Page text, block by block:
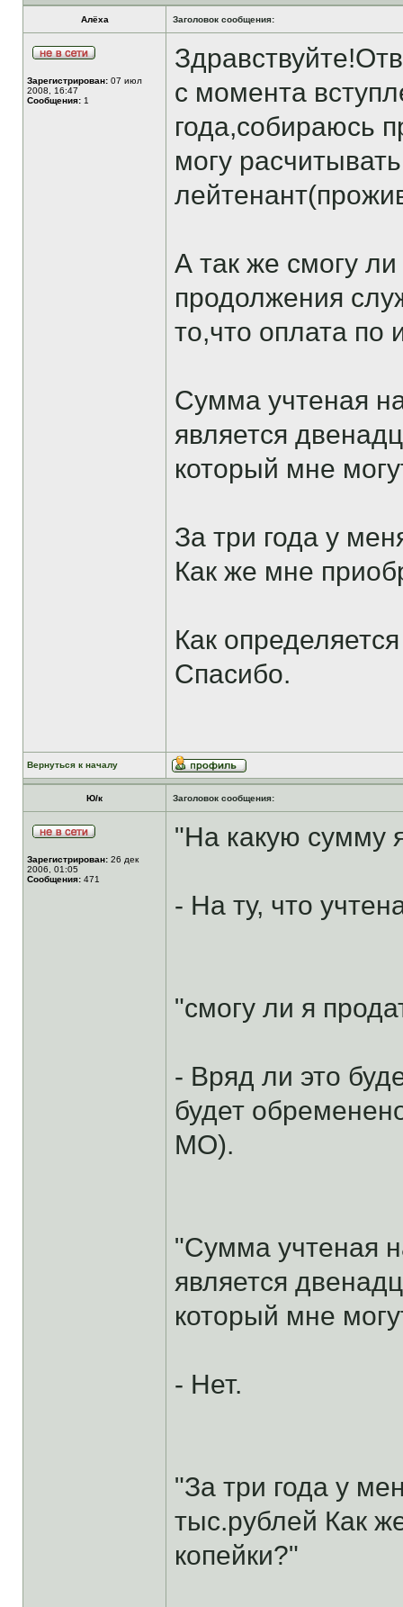
Алёха Заголовок сообщения:
Зарегистрирован: 07 июл
2008, 16:47
Сообщения: 1
с момента
года,собираюсь
могу
А так же смогу
продолжения
то,что оплата
Сумма учтеная
является
который мне
За три года у
Как же мне
Как
Спасибо.
Вернуться к началу
Ю/к Заголовок сообщения:
Зарегистрирован: 26 дек
2006, 01:05
Сообщения: 471
"На какую сумму
- На ту, что
"смогу ли я
- Вряд ли это
будет
МО).
"Сумма учтеная
является
который мне
- Нет.
"За три года у
тыс.рублей Как
копейки?"